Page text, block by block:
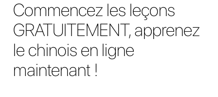
Commencez les leçons
GRATUITEMENT, apprenez
le chinois en ligne
maintenant !